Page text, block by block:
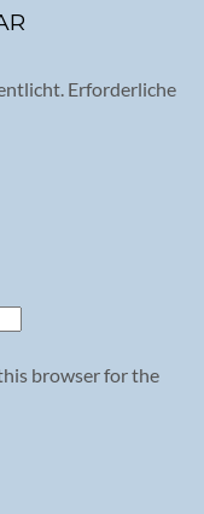
Erforderliche
browser for the